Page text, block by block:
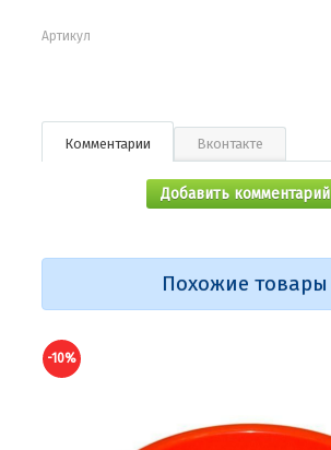
Артикул
Комментарии Вконтакте
Добавить комментарий
Похожие товары
-10%